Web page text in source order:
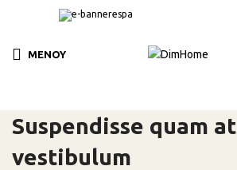
ΜΕΝΟΎ
Suspendisse quam at
vestibulum